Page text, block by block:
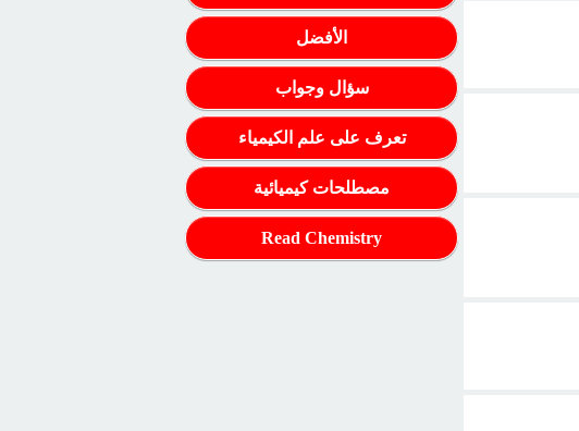
الأفضل
سؤال وجواب
تعرف على علم الكيمياء
مصطلحات كيميائية
Read Chemistry